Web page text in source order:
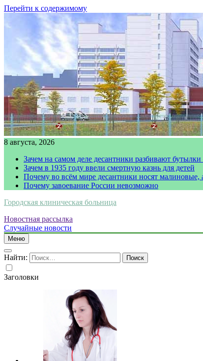
Перейти к содержимому
8 августа, 2026
Зачем на самом деле десантники разбивают бутылки
Зачем в 1935 году ввели смертную казнь для детей
Почему во всём мире десантники носят малиновые,
Почему завоевание России невозможно
Городская клиническая больница
Новостная рассылка
Случайные новости
Меню
Найти:
Заголовки